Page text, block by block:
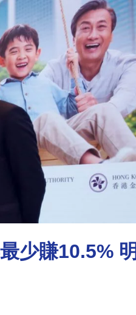
少賺10.5% 明